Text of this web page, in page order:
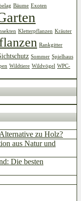
Bäume Exoten
Kletterpflanzen Kräuter
Rankgitter
Sommer Spielhaus
Wildtiere Wildvögel WPC-
zu Holz?
aus Natur und
Die besten